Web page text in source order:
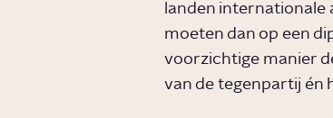
landen internationale
moeten dan op een
voorzichtige manier
van de tegenpartij én